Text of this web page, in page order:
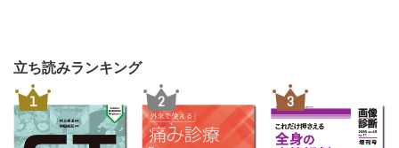
ASDにおける単球/マクロファージの活性化メカニズム
第11章 脊椎関節炎
はじめに
立ち読みランキング
1 2 3